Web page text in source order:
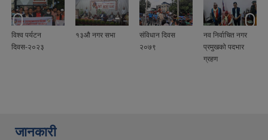
विश्व पर्यटन
दिवस-२०२३
१३औ नगर सभा
संविधान दिवस
२०७९
नव निर्वाचित नगर
प्रमुखको पदभार
ग्रहण
जानकारी